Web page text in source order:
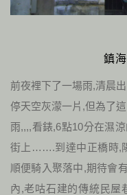
鎮
前夜裡下了一場雨,清晨
停天空灰濛一片,但為了
雨,,,,看錶,6點10分在濕
街上…….到達中正橋時,
順便騎入聚落中,期待會
內,老咕石建的傳統民屋